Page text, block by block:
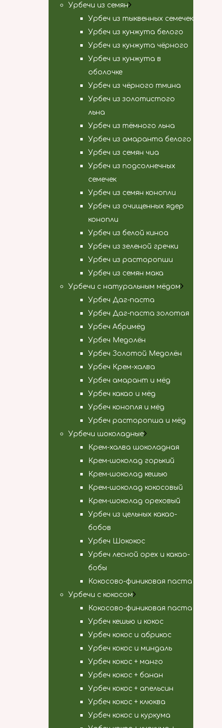
Урбечи из семян
Урбеч из тыквенных семечек
Урбеч из кунжута белого
Урбеч из кунжута чёрного
Урбеч из кунжута в
оболочке
Урбеч из чёрного тмина
Урбеч из золотистого
льна
Урбеч из тёмного льна
Урбеч из амаранта белого
Урбеч из семян чиа
Урбеч из подсолнечных
семечек
Урбеч из семян конопли
Урбеч из очищенных ядер
конопли
Урбеч из белой киноа
Урбеч из зеленой гречки
Урбеч из расторопши
Урбеч из семян мака
Урбечи с натуральным мёдом
Урбеч Даг-паста
Урбеч Даг-паста золотая
Урбеч Абримёд
Урбеч Медолён
Урбеч Золотой Медолён
Урбеч Крем-халва
Урбеч амарант и мёд
Урбеч какао и мёд
Урбеч конопля и мёд
Урбеч расторопша и мёд
Урбечи шоколадные
Крем-халва шоколадная
Крем-шоколад горький
Крем-шоколад кешью
Крем-шоколад кокосовый
Крем-шоколад ореховый
Урбеч из цельных какао-
бобов
Урбеч Шококос
Урбеч лесной орех и какао-
бобы
Кокосово-финиковая паста
Урбечи с кокосом
Кокосово-финиковая паста
Урбеч кешью и кокос
Урбеч кокос и абрикос
Урбеч кокос и миндаль
Урбеч кокос + манго
Урбеч кокос + банан
Урбеч кокос + апельсин
Урбеч кокос + клюква
Урбеч кокос и куркума